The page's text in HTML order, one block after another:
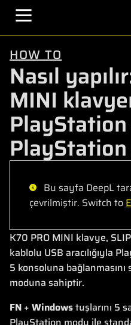
HOW TO
Nasıl
MINI
Bu sayfa DeepL
çevrilmiştir. Switch to
K70 PRO MINI klavye,
kablolu USB aracılığıyla
5 konsoluna
moduna sahiptir.
FN + Windowstuşlarını 5